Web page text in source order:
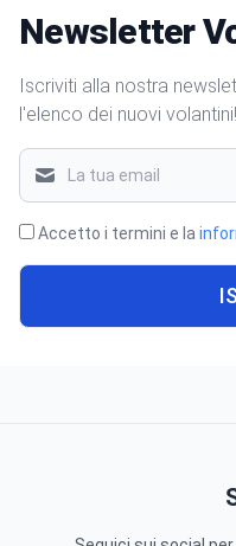
Newsletter
Iscriviti alla nostra
l'elenco dei nuovi volantini!
Accetto i termini e la